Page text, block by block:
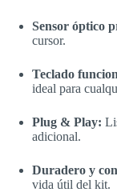
Sensor óptico
cursor.
Teclado
ideal para
Plug & Play:
adicional.
Duradero y
vida útil del kit.